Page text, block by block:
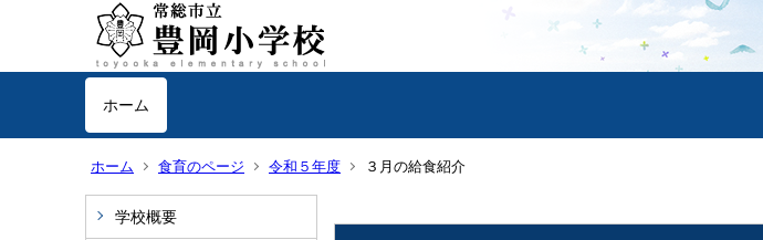
ホーム
ホーム 食育のページ 令和５年度 ３月の給食紹介
学校概要